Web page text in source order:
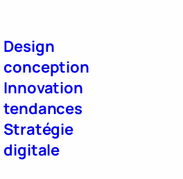
Design
conception
Innovation
tendances
Stratégie
digitale